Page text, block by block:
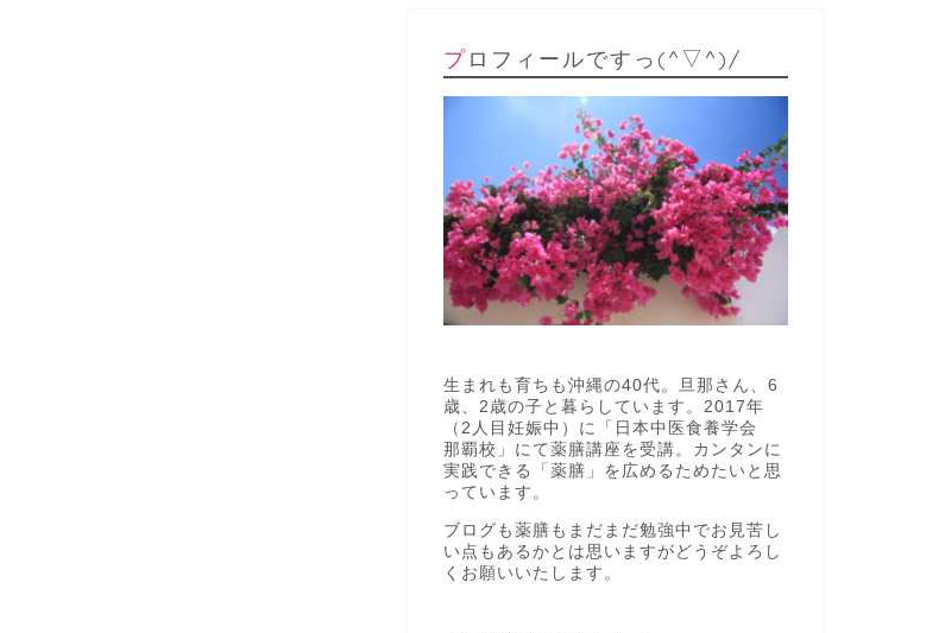
プロフィールですっ(^▽^)/
生まれも育ちも沖縄の40代。旦那さん、6
歳、2歳の子と暮らしています。2017年
（2人目妊娠中）に「日本中医食養学会
那覇校」にて薬膳講座を受講。カンタンに
実践できる「薬膳」を広めるためたいと思
っています。
ブログも薬膳もまだまだ勉強中でお見苦し
い点もあるかとは思いますがどうぞよろし
くお願いいたします。